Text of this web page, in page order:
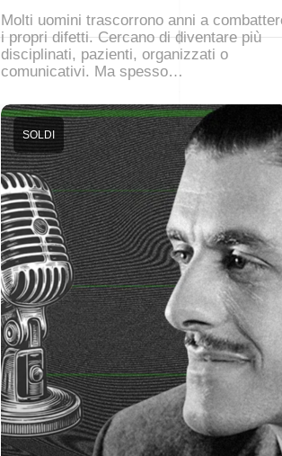
Molti uomini trascorrono anni a
i propri difetti. Cercano di diventare più
disciplinati, pazienti, organizzati o
comunicativi. Ma spesso…
SOLDI